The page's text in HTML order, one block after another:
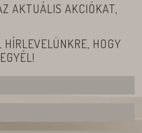
AKTUÁLIS AKCIÓKAT,
HOGY